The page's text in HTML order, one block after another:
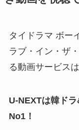
タイドラマ ボー
ラブ・イン・ザ
る動画サービス
U-NEXTは韓ド
No1！